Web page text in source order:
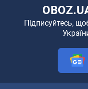
Підписуйтесь,